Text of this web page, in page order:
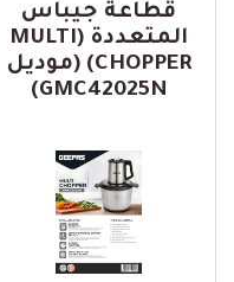
قطاعة جيباس
المتعددة (MULTI
CHOPPER) (موديل
GMC42025N)